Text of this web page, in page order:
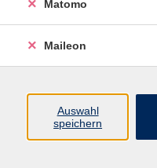
Matomo
Maileon
Auswahl
speichern